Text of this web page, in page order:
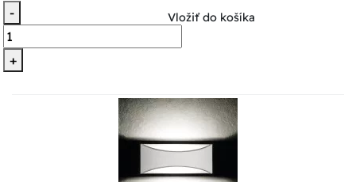
-
+
Vložiť do košíka